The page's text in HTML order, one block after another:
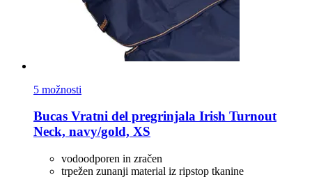
5 možnosti
Bucas Vratni del pregrinjala Irish Turnout
Neck, navy/gold, XS
vodoodporen in zračen
trpežen zunanji material iz ripstop tkanine